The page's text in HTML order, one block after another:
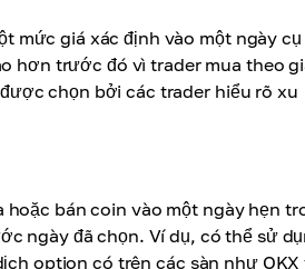
mức giá xác định vào một ngày
hơn trước đó vì trader mua theo
chọn bởi các trader hiểu rõ xu
bán coin vào một ngày hẹn
ngày đã chọn. Ví dụ, có thể sử
option có trên các sàn như OKX